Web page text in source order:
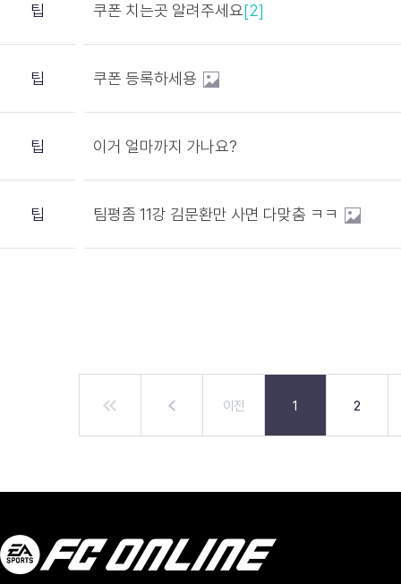
팁 쿠폰 치는곳 알려주세요[2]
팁 쿠폰 등록하세용
팁 이거 얼마까지 가나요?
팁 팀평좀 11강 김문환만 사면 다맞춤 ㅋㅋ
이전 1 2